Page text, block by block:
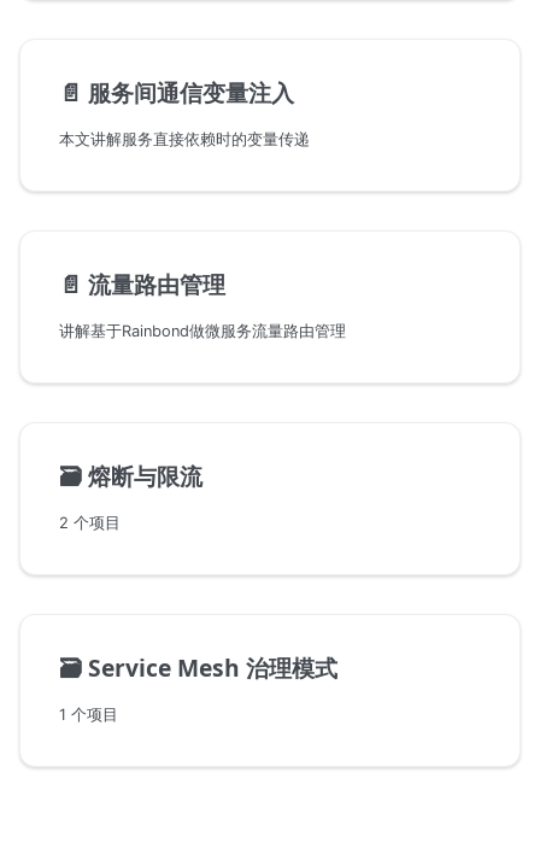
📄️ 服务间通信变量注入
本文讲解服务直接依赖时的变量传递
📄️ 流量路由管理
讲解基于Rainbond做微服务流量路由管理
🗃️熔断与限流
2 个项目
🗃️Service Mesh 治理模式
1 个项目